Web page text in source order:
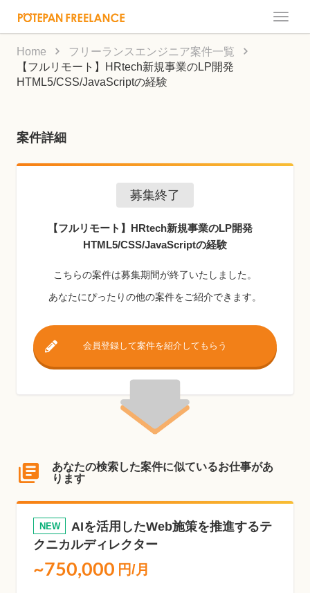
Toggle
Home
フリーランスエンジニア案件一覧
【フルリモート】HRtech新規事業のLP開発
HTML5/CSS/JavaScriptの経験
案件詳細
募集終了
【フルリモート】HRtech新規事業のLP開発
HTML5/CSS/JavaScriptの経験
こちらの案件は募集期間が終了いたしました。
あなたにぴったりの他の案件をご紹介できます。
会員登録して案件を紹介してもらう
あなたの検索した案件に似ているお仕事があ
ります
NEW
AIを活用したWeb施策を推進するテ
クニカルディレクター
~750,000 円/月